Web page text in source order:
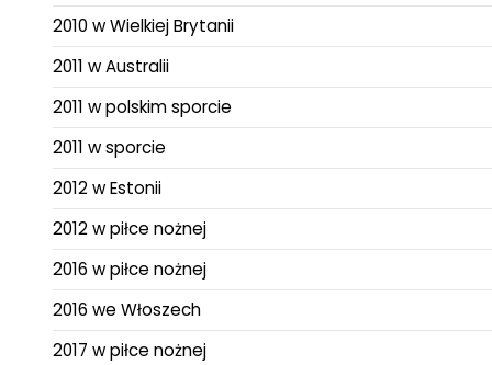
2010 w Wielkiej Brytanii
2011 w Australii
2011 w polskim sporcie
2011 w sporcie
2012 w Estonii
2012 w piłce nożnej
2016 w piłce nożnej
2016 we Włoszech
2017 w piłce nożnej